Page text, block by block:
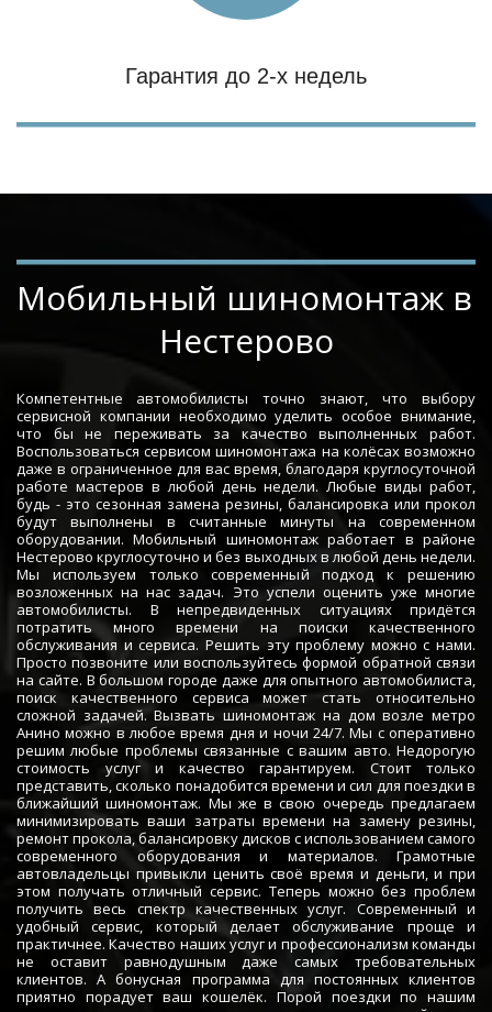
Гарантия до 2-х недель
Мобильный шиномонтаж в
Нестерово
Компетентные автомобилисты точно знают, что выбору
сервисной компании необходимо уделить особое внимание,
что бы не переживать за качество выполненных работ.
Воспользоваться сервисом шиномонтажа на колёсах возможно
даже в ограниченное для вас время, благодаря круглосуточной
работе мастеров в любой день недели. Любые виды работ,
будь - это сезонная замена резины, балансировка или прокол
будут выполнены в считанные минуты на современном
оборудовании. Мобильный шиномонтаж работает в районе
Нестерово круглосуточно и без выходных в любой день недели.
Мы используем только современный подход к решению
возложенных на нас задач. Это успели оценить уже многие
автомобилисты. В непредвиденных ситуациях придётся
потратить много времени на поиски качественного
обслуживания и сервиса. Решить эту проблему можно с нами.
Просто позвоните или воспользуйтесь формой обратной связи
на сайте. В большом городе даже для опытного автомобилиста,
поиск качественного сервиса может стать относительно
сложной задачей. Вызвать шиномонтаж на дом возле метро
Анино можно в любое время дня и ночи 24/7. Мы с оперативно
решим любые проблемы связанные с вашим авто. Недорогую
стоимость услуг и качество гарантируем. Стоит только
представить, сколько понадобится времени и сил для поездки в
ближайший шиномонтаж. Мы же в свою очередь предлагаем
минимизировать ваши затраты времени на замену резины,
ремонт прокола, балансировку дисков с использованием самого
современного оборудования и материалов. Грамотные
автовладельцы привыкли ценить своё время и деньги, и при
этом получать отличный сервис. Теперь можно без проблем
получить весь спектр качественных услуг. Современный и
удобный сервис, который делает обслуживание проще и
практичнее. Качество наших услуг и профессионализм команды
не оставит равнодушным даже самых требовательных
клиентов. А бонусная программа для постоянных клиентов
приятно порадует ваш кошелёк. Порой поездки по нашим